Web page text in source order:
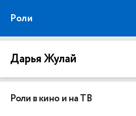
Роли
Дарья Жулай
Роли в кино и на ТВ